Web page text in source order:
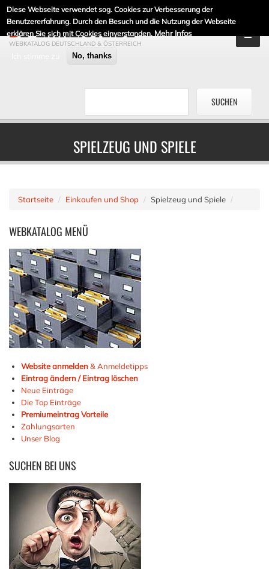
Diese Webseite verwendet sog. Cookies zur Verbesserung der
Benutzererfahrung. Durch den Besuch und die Nutzung der Webseite
erklären Sie sich mit Cookies einverstanden. Mehr Infos
No, thanks
DE-LINKLISTE.DE
WEBKATALOG DEUTSCHLAND & ÖSTERREICH
SPIELZEUG UND SPIELE
Startseite Einkaufen und Shop Spielzeug und Spiele
WEBKATALOG MENÜ
Website anmelden& Anmeldetipps
Eintrag ändern / Eintrag löschen
Neue Einträge
Die Top Einträge
Premiumeintrag Vorteile
Zahlungsarten
Unser Blog
SUCHEN BEI UNS